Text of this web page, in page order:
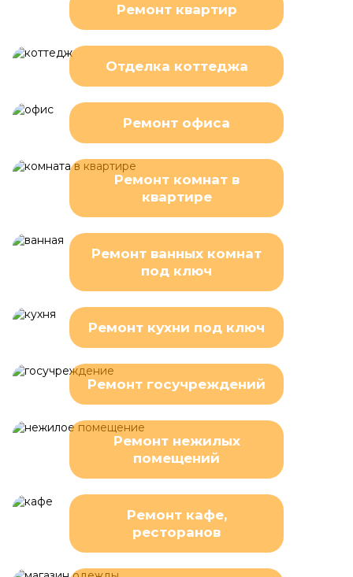
Ремонт квартир
Отделка коттеджа
Ремонт офиса
Ремонт комнат в
квартире
Ремонт ванных комнат
под ключ
Ремонт кухни под ключ
Ремонт госучреждений
Ремонт нежилых
помещений
Ремонт кафе,
ресторанов